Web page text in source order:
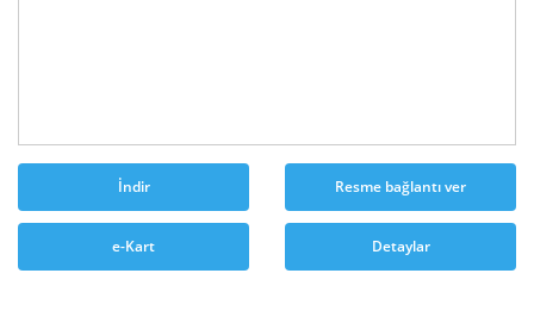
İndir Resme bağlantı ver
e-Kart Detaylar